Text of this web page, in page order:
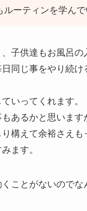
ルーティンを学んで
子供達もお風呂の
同じ事をやり続け
いってくれます。
あるかと思います
構えて余裕さえも
ます。
ことがないのでな